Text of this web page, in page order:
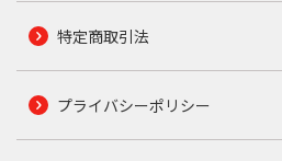
特定商取引法
プライバシーポリシー